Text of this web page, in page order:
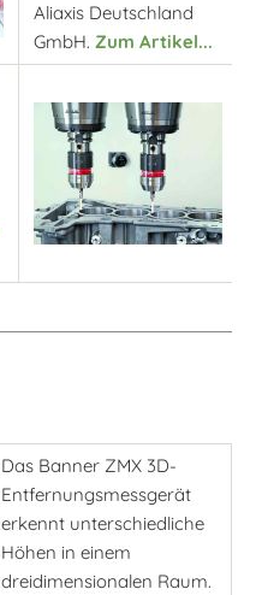
Aliaxis Deutschland
GmbH. Zum Artikel...
Das Banner ZMX 3D-
Entfernungsmessgerät
erkennt unterschiedliche
Höhen in einem
dreidimensionalen Raum.